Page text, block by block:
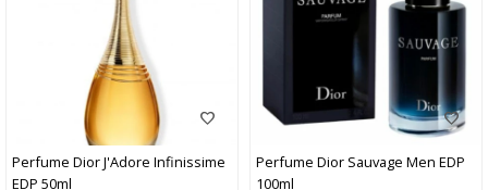
Perfume Dior J'Adore Infinissime
EDP 50ml
Perfume Dior Sauvage Men EDP
100ml